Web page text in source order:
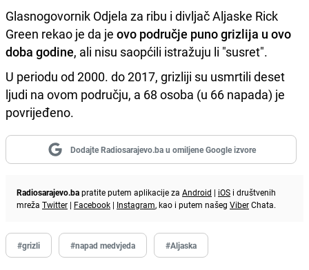
Glasnogovornik Odjela za ribu i divljač Aljaske Rick
Green rekao je da je ovo područje puno grizlija u ovo
doba godine, ali nisu saopćili istražuju li "susret".
U periodu od 2000. do 2017, grizliji su usmrtili deset
ljudi na ovom području, a 68 osoba (u 66 napada) je
povrijeđeno.
Dodajte Radiosarajevo.ba u omiljene Google izvore
Radiosarajevo.bapratite putem aplikacije za Android | iOS i društvenih
mreža Twitter | Facebook | Instagram, kao i putem našeg ViberChata.
#grizli #napad medvjeda #Aljaska